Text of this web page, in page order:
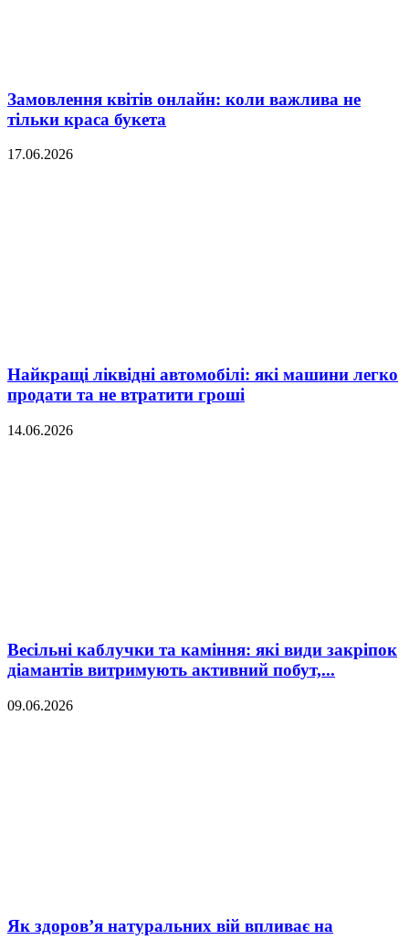
Замовлення квітів онлайн: коли важлива не
тільки краса букета
17.06.2026
Найкращі ліквідні автомобілі: які машини легко
продати та не втратити гроші
14.06.2026
Весільні каблучки та каміння: які види закріпок
діамантів витримують активний побут,...
09.06.2026
Як здоров’я натуральних вій впливає на